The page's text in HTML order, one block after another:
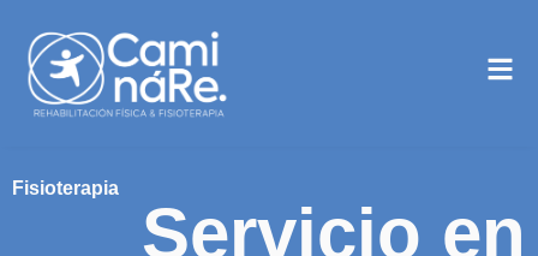
Fisioterapia
Servicio en